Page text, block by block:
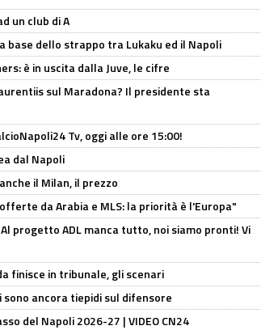
un club di A
base dello strappo tra Lukaku ed il Napoli
è in uscita dalla Juve, le cifre
sul Maradona? Il presidente sta
Tv, oggi alle ore 15:00!
dal Napoli
il Milan, il prezzo
da Arabia e MLS: la priorità è l'Europa"
progetto ADL manca tutto, noi siamo pronti! Vi
finisce in tribunale, gli scenari
ancora tiepidi sul difensore
del Napoli 2026-27 | VIDEO CN24